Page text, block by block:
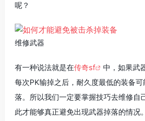
呢？
维修武器
有一种说法就是在传奇sf
中，如果武
每次PK输掉之后，耐久度最低的装备
落。所以我们一定要掌握技巧去维修自
此才能够真正避免出现武器掉落的情况